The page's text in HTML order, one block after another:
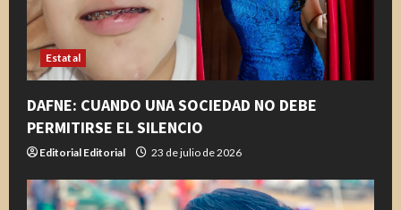
o
Estatal
DAFNE: CUANDO UNA SOCIEDAD NO DEBE
PERMITIRSE EL SILENCIO
Editorial Editorial 23 de julio de 2026